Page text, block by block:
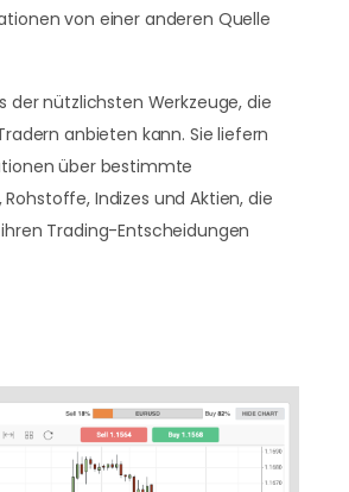
von einer anderen Quelle
der nützlichsten Werkzeuge, die
anbieten kann. Sie liefern
über bestimmte
Indizes und Aktien, die
Trading-Entscheidungen